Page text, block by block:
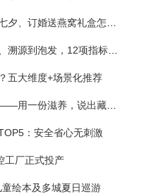
2026干燕窝选购避坑指南：从原料、溯源到泡发，12项指标判断靠谱燕窝
五大维度+场景化推荐
2026七夕浪漫告白礼燕窝礼盒清单——用一份滋养，说出藏在心底的爱
：安全省心无刺激
工厂正式投产
绘本及多城夏日巡游